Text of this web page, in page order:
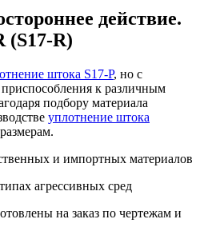
действие.
(S17-R)
штока S17-P, но с
к различным
подбору материала
уплотнение штока
и импортных материалов
агрессивных сред
на заказ по чертежам и